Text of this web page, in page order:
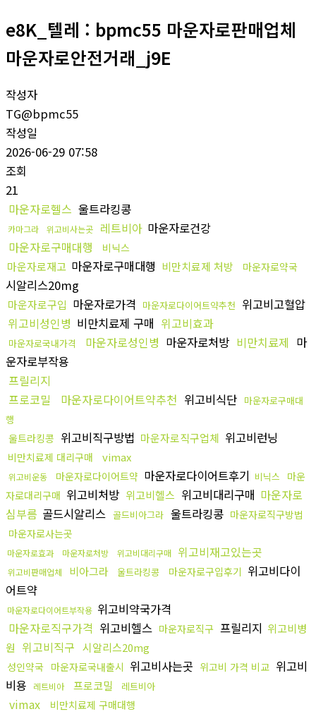
e8K_텔레 : bpmc55 마운자로판매업체
마운자로안전거래_j9E
작성자
TG@bpmc55
작성일
2026-06-29 07:58
조회
21
마운자로헬스 울트라킹콩
카마그라 위고비사는곳 레트비아 마운자로건강
마운자로구매대행
비닉스
마운자로재고 마운자로구매대행 비만치료제 처방 마운자로약국
시알리스20mg
마운자로구입 마운자로가격 마운자로다이어트약추천 위고비고혈압
위고비성인병 비만치료제 구매 위고비효과
마운자로국내가격 마운자로성인병 마운자로처방 비만치료제 마
운자로부작용
프릴리지
프로코밀
마운자로다이어트약추천 위고비식단 마운자로구매대
행
울트라킹콩 위고비직구방법 마운자로직구업체 위고비런닝
비만치료제 대리구매 vimax
위고비운동 마운자로다이어트약 마운자로다이어트후기 비닉스
마운
자로대리구매 위고비처방 위고비헬스 위고비대리구매 마운자로
심부름 골드시알리스 골드비아그라 울트라킹콩 마운자로직구방법
마운자로사는곳
마운자로효과 마운자로처방 위고비대리구매 위고비재고있는곳
위고비판매업체 비아그라 울트라킹콩 마운자로구입후기 위고비다이
어트약
마운자로다이어트부작용 위고비약국가격
마운자로직구가격 위고비헬스 마운자로직구 프릴리지 위고비병
원 위고비직구 시알리스20mg
성인약국 마운자로국내출시 위고비사는곳 위고비 가격 비교 위고비
비용
레트비아 프로코밀 레트비아
vimax
비만치료제 구매대행